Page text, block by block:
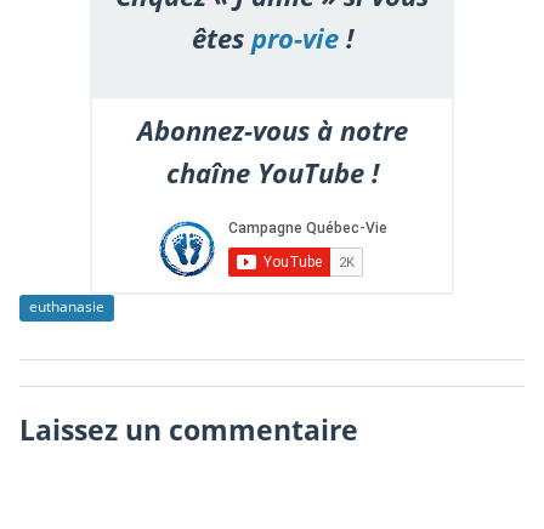
êtespro-vie!
Abonnez-vous à notre
chaîne YouTube !
euthanasie
Laissez un commentaire